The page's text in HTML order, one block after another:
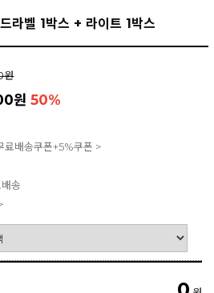
라벨 1박스 + 라이트 1박스
원
원50%
배송쿠폰+5%쿠폰 >
송